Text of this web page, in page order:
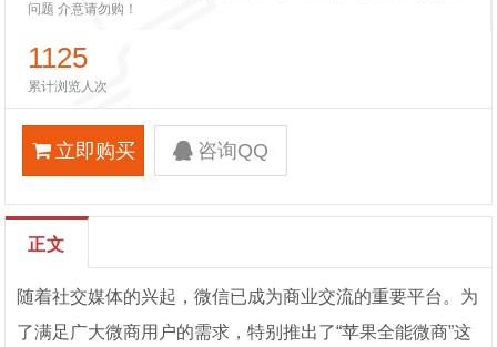
问题 介意请勿购！
1125
累计浏览人次
立即购买 咨询QQ
正文
随着社交媒体的兴起，微信已成为商业交流的重要平台。为
了满足广大微商用户的需求，特别推出了“苹果全能微商”这